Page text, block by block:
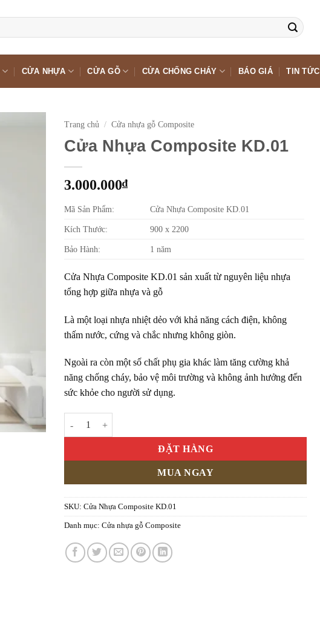
CỬA NHỰA CỬA GỖ CỬA CHỐNG CHÁY BÁO GIÁ TIN TỨC
Trang chủ / Cửa nhựa gỗ Composite
Cửa Nhựa Composite KD.01
3.000.000₫
Mã Sản Phẩm: Cửa Nhựa Composite KD.01
Kích Thước: 900 x 2200
Bảo Hành: 1 năm
Cửa Nhựa Composite KD.01 sản xuất từ nguyên liệu nhựa
tổng hợp giữa nhựa và gỗ
Là một loại nhựa nhiệt dẻo với khả năng cách điện, không
thấm nước, cứng và chắc nhưng không giòn.
Ngoài ra còn một số chất phụ gia khác làm tăng cường khả
năng chống cháy, bảo vệ môi trường và không ảnh hưởng đến
sức khỏe cho người sử dụng.
ĐẶT HÀNG
MUA NGAY
SKU:Cửa Nhựa Composite KD.01
Danh mục:Cửa nhựa gỗ Composite